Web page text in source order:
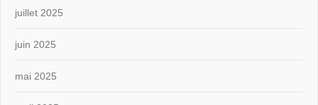
juillet 2025
juin 2025
mai 2025